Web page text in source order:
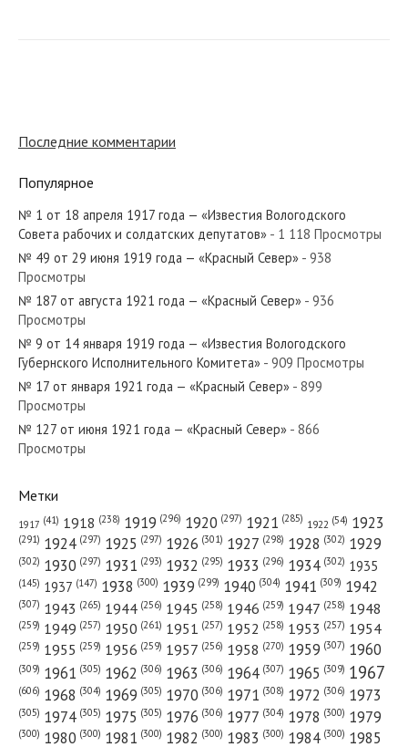
№ 220 от сентября 1931 года — «Красный Север»
№ 46 от февраля 1967 года — «Красный Север»
№ 211 от сентября 1931 года — «Красный Север»
№ 234 от ноября 1947 года — «Красный Север»
№ 208 от сентября 1972 года — «Красный Север»
Последние комментарии
Популярное
№ 1 от 18 апреля 1917 года — «Известия Вологодского
Совета рабочих и солдатских депутатов» - 1 118 Просмотры
№ 49 от 29 июня 1919 года — «Красный Север» - 938
Просмотры
№ 187 от августа 1921 года — «Красный Север» - 936
Просмотры
№ 9 от 14 января 1919 года — «Известия Вологодского
Губернского Исполнительного Комитета» - 909 Просмотры
№ 17 от января 1921 года — «Красный Север» - 899
Просмотры
№ 127 от июня 1921 года — «Красный Север» - 866
Просмотры
Метки
1917 (41) 1918 (238) 1919 (296) 1920 (297) 1921 (285) 1922 (54) 1923
(291) 1924 (297) 1925 (297) 1926 (301) 1927 (298) 1928 (302) 1929
(302) 1930 (297) 1931 (293) 1932 (295) 1933 (296) 1934 (302) 1935
(145) 1937 (147) 1938 (300) 1939 (299) 1940 (304) 1941 (309) 1942
(307) 1943 (265) 1944 (256) 1945 (258) 1946 (259) 1947 (258) 1948
(259) 1949 (257) 1950 (261) 1951 (257) 1952 (258) 1953 (257) 1954
(259) 1955 (259) 1956 (259) 1957 (256) 1958 (270) 1959 (307) 1960
(309) 1961 (305) 1962 (306) 1963 (306) 1964 (307) 1965 (309) 1967
(606) 1968 (304) 1969 (305) 1970 (306) 1971 (308) 1972 (306) 1973
(305) 1974 (305) 1975 (305) 1976 (306) 1977 (304) 1978 (300) 1979
(300) 1980 (300) 1981 (300) 1982 (300) 1983 (300) 1984 (300) 1985